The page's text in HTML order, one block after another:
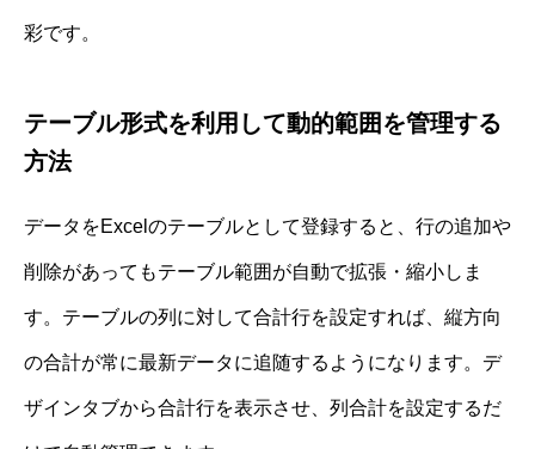
彩です。
テーブル形式を利用して動的範囲を管理する
方法
データをExcelのテーブルとして登録すると、行の追加や
削除があってもテーブル範囲が自動で拡張・縮小しま
す。テーブルの列に対して合計行を設定すれば、縦方向
の合計が常に最新データに追随するようになります。デ
ザインタブから合計行を表示させ、列合計を設定するだ